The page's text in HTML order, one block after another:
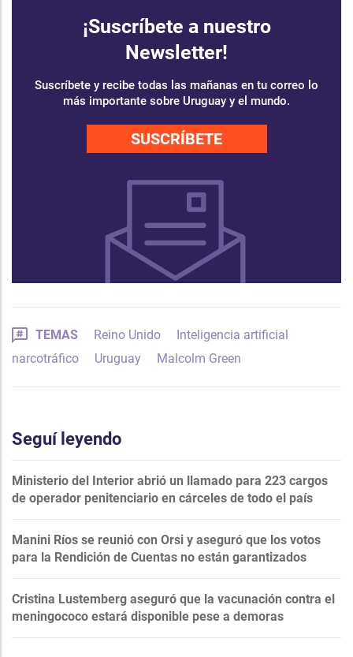
¡Suscríbete a nuestro
Newsletter!
Suscríbete y recibe todas las mañanas en tu correo lo
más importante sobre Uruguay y el mundo.
SUSCRÍBETE
TEMAS Reino Unido
Inteligencia artificial
narcotráfico
Uruguay Malcolm Green
Seguí leyendo
Ministerio del Interior abrió un llamado para 223 cargos
de operador penitenciario en cárceles de todo el país
Manini Ríos se reunió con Orsi y aseguró que los votos
para la Rendición de Cuentas no están garantizados
Cristina Lustemberg aseguró que la vacunación contra el
meningococo estará disponible pese a demoras